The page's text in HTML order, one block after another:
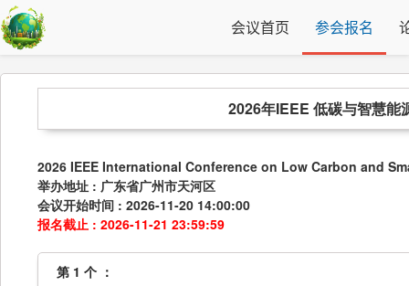
会议首页 参会报名
2026年IEEE 低碳与智慧能
2026 IEEE International Conference on Low Carbon and
举办地址 : 广东省广州市天河区
会议开始时间 : 2026-11-20 14:00:00
报名截止 : 2026-11-21 23:59:59
第 1 个 ：